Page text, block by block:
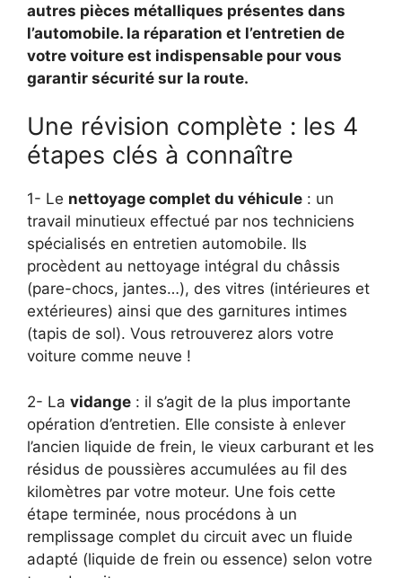
autres pièces métalliques présentes dans
l’automobile. la réparation et l’entretien de
votre voiture est indispensable pour vous
garantir sécurité sur la route.
Une révision complète : les 4
étapes clés à connaître
1- Le nettoyage complet du véhicule : un
travail minutieux effectué par nos techniciens
spécialisés en entretien automobile. Ils
procèdent au nettoyage intégral du châssis
(pare-chocs, jantes…), des vitres (intérieures et
extérieures) ainsi que des garnitures intimes
(tapis de sol). Vous retrouverez alors votre
voiture comme neuve !
2- La vidange : il s’agit de la plus importante
opération d’entretien. Elle consiste à enlever
l’ancien liquide de frein, le vieux carburant et les
résidus de poussières accumulées au fil des
kilomètres par votre moteur. Une fois cette
étape terminée, nous procédons à un
remplissage complet du circuit avec un fluide
adapté (liquide de frein ou essence) selon votre